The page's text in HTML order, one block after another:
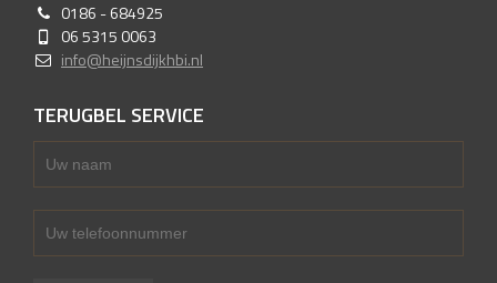
0186 - 684925
06 5315 0063
info@heijnsdijkhbi.nl
TERUGBEL SERVICE